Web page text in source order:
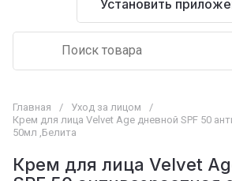
Установить
Главная / Уход за лицом
/
Крем для лица Velvet Age дневной SPF 50
50мл ,Белита
Крем для лица Velvet